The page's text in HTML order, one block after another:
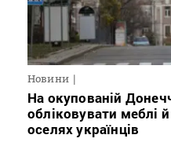
Новини
На окупованій
обліковувати меблі
оселях українців